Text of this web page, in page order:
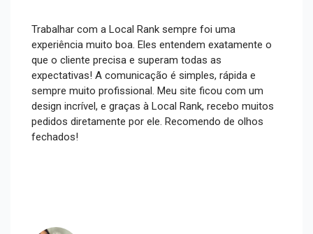
Trabalhar com a Local Rank sempre foi uma
experiência muito boa. Eles entendem exatamente o
que o cliente precisa e superam todas as
expectativas! A comunicação é simples, rápida e
sempre muito profissional. Meu site ficou com um
design incrível, e graças à Local Rank, recebo muitos
pedidos diretamente por ele. Recomendo de olhos
fechados!